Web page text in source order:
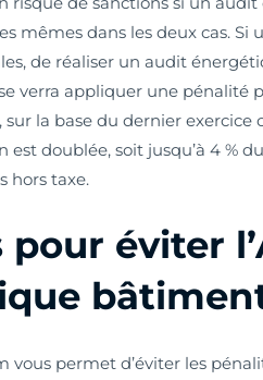
mêmes dans les deux cas.
de réaliser un audit
verra appliquer une pénalité
sur la base du dernier exercice
est doublée, soit jusqu’à 4 %
hors taxe.
pour éviter
vous permet d’éviter les